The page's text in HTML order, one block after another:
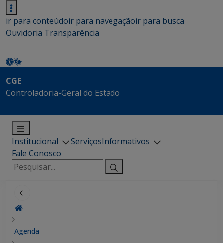
ir para conteúdoir para navegaçãoir para busca
Ouvidoria Transparência
CGE
Controladoria-Geral do Estado
Institucional ServiçosInformativos
Fale Conosco
Pesquisar
por:
Agenda